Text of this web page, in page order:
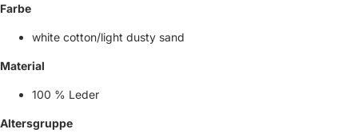
Farbe
white cotton/light dusty sand
Material
100 % Leder
Altersgruppe